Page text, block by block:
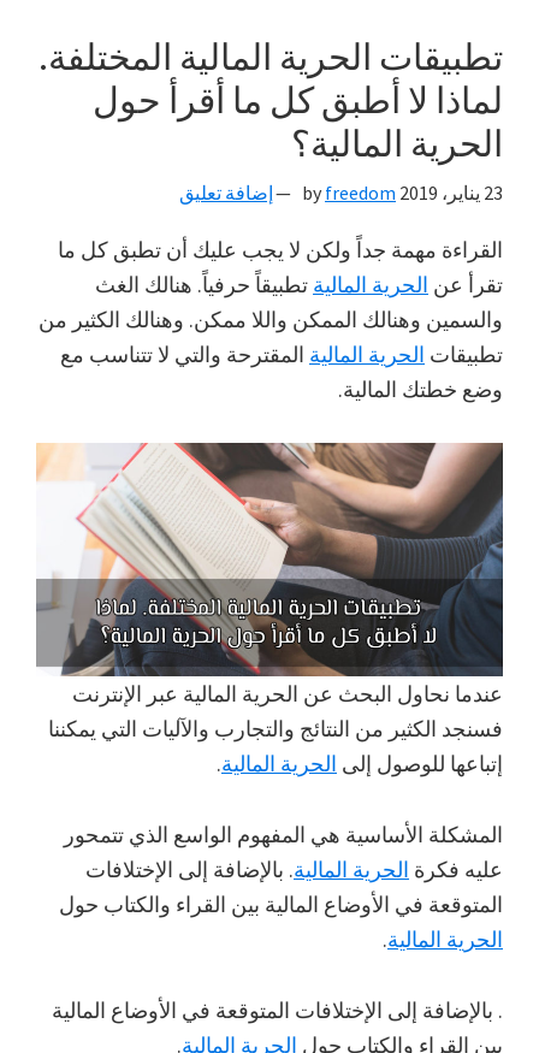
إلى
الحرية
المالية
تطبيقات الحرية المالية المختلفة.
لماذا لا أطبق كل ما أقرأ حول
الحرية المالية؟
23 يناير، 2019 freedom إضافة تعليق
القراءة مهمة جداً ولكن لا يجب عليك أن تطبق كل ما
تقرأ عن الحرية المالية تطبيقاً حرفياً. هنالك الغث
والسمين وهنالك الممكن واللا ممكن. وهنالك الكثير من
تطبيقات الحرية المالية المقترحة والتي لا تتناسب مع
وضع خطتك المالية.
عندما نحاول البحث عن الحرية المالية عبر الإنترنت
فسنجد الكثير من النتائج والتجارب والآليات التي يمكننا
إتباعها للوصول إلى الحرية المالية.
المشكلة الأساسية هي المفهوم الواسع الذي تتمحور
عليه فكرة الحرية المالية. بالإضافة إلى الإختلافات
المتوقعة في الأوضاع المالية بين القراء والكتاب حول
الحرية المالية.
. بالإضافة إلى الإختلافات المتوقعة في الأوضاع المالية
بين القراء والكتاب حول الحرية المالية.